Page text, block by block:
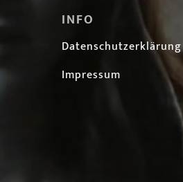
INFO
Datenschutzerklärung
Impressum